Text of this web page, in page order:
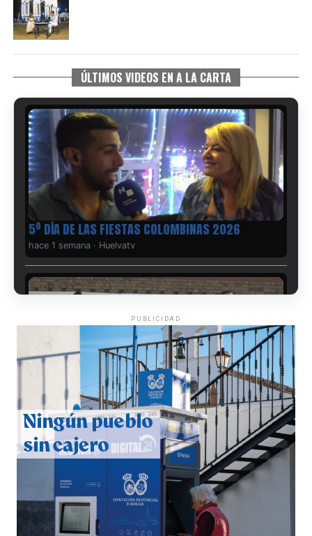
ÚLTIMOS VIDEOS EN A LA CARTA
5º DÍA DE LAS FIESTAS COLOMBINAS 2026
hace 1 semana · Huelvatv
CUARTA CORRIDA DE LAS FIESTAS COLOMBINAS
2026
hace 1 semana ·Huelvatv
PUBLICIDAD